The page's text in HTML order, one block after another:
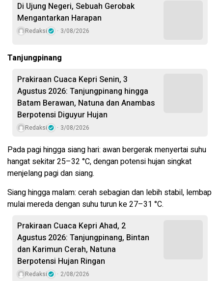
Di Ujung Negeri, Sebuah Gerobak
Mengantarkan Harapan
Redaksi 3/08/2026
Tanjungpinang
Prakiraan Cuaca Kepri Senin, 3
Agustus 2026: Tanjungpinang hingga
Batam Berawan, Natuna dan Anambas
Berpotensi Diguyur Hujan
Redaksi 3/08/2026
Pada pagi hingga siang hari: awan bergerak menyertai suhu
hangat sekitar 25–32 °C, dengan potensi hujan singkat
menjelang pagi dan siang.
Siang hingga malam: cerah sebagian dan lebih stabil, lembap
mulai mereda dengan suhu turun ke 27–31 °C.
Prakiraan Cuaca Kepri Ahad, 2
Agustus 2026: Tanjungpinang, Bintan
dan Karimun Cerah, Natuna
Berpotensi Hujan Ringan
Redaksi 2/08/2026